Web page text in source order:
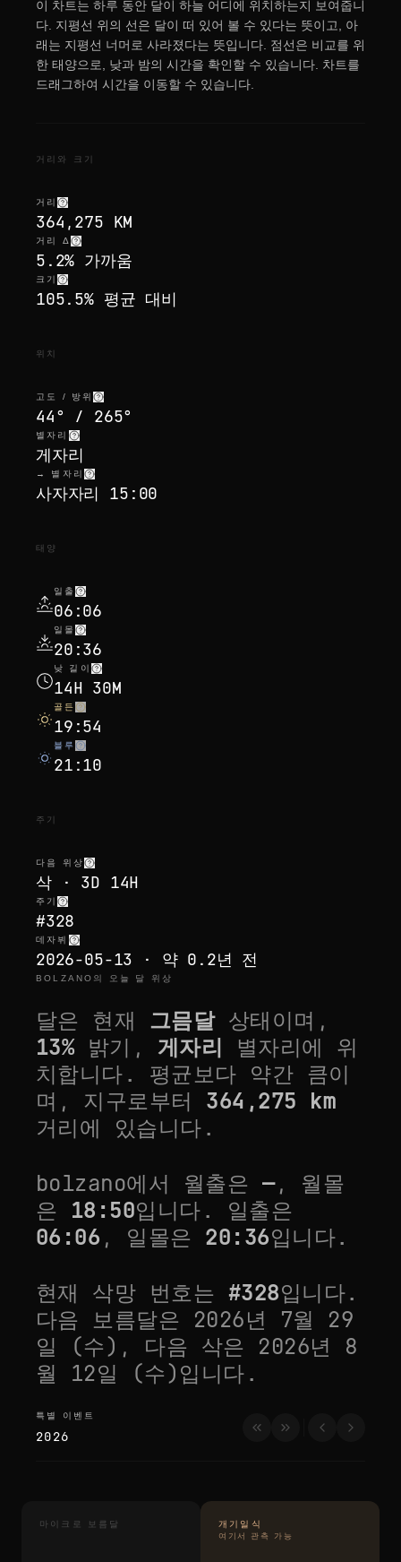
이 차트는 하루 동안 달이 하늘 어디에 위치하는지 보여줍니
다. 지평선 위의 선은 달이 떠 있어 볼 수 있다는 뜻이고, 아
래는 지평선 너머로 사라졌다는 뜻입니다. 점선은 비교를 위
한 태양으로, 낮과 밤의 시간을 확인할 수 있습니다. 차트를
드래그하여 시간을 이동할 수 있습니다.
거리와 크기
거리
364,275 KM
거리 Δ
5.2% 가까움
크기
105.5% 평균 대비
위치
고도 / 방위
44° / 265°
별자리
게자리
→ 별자리
사자자리 15:00
태양
일출
06:06
일몰
20:36
낮 길이
14H 30M
골든
19:54
블루
21:10
주기
다음 위상
삭 · 3D 14H
주기
#328
데자뷔
2026-05-13 · 약 0.2년 전
BOLZANO의 오늘 달 위상
달은 현재 그믐달상태이며,
13%밝기, 게자리 별자리에 위
치합니다. 평균보다 약간 큼이
며, 지구로부터 364,275 km
거리에 있습니다.
bolzano에서 월출은 —, 월몰
은 18:50입니다. 일출은
06:06 , 일몰은 20:36입니다.
현재 삭망 번호는 #328입니다.
다음 보름달은 2026년 7월 29
일 (수) , 다음 삭은 2026년 8
월 12일 (수)입니다.
특별 이벤트
특별 이벤트
2026
마이크로 보름달 개기일식
여기서 관측 가능